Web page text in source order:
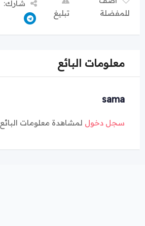
للمفضلة
تبليغ
شارك:
معلومات البائع
sama
سجل دخول لمشاهدة معلومات البائع